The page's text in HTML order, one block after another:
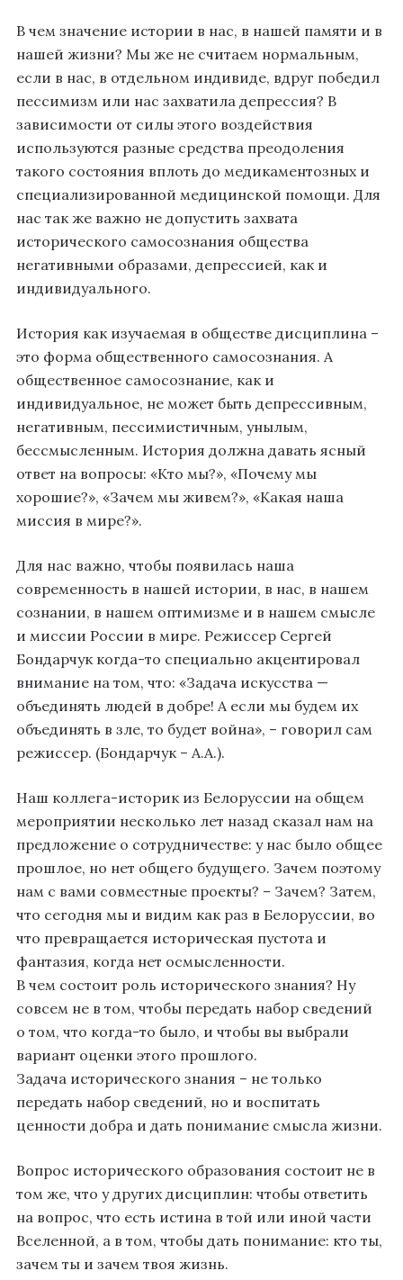
В чем значение истории в нас, в нашей памяти и в
нашей жизни? Мы же не считаем нормальным,
если в нас, в отдельном индивиде, вдруг победил
пессимизм или нас захватила депрессия? В
зависимости от силы этого воздействия
используются разные средства преодоления
такого состояния вплоть до медикаментозных и
специализированной медицинской помощи. Для
нас так же важно не допустить захвата
исторического самосознания общества
негативными образами, депрессией, как и
индивидуального.
История как изучаемая в обществе дисциплина –
это форма общественного самосознания. А
общественное самосознание, как и
индивидуальное, не может быть депрессивным,
негативным, пессимистичным, унылым,
бессмысленным. История должна давать ясный
ответ на вопросы: «Кто мы?», «Почему мы
хорошие?», «Зачем мы живем?», «Какая наша
миссия в мире?».
Для нас важно, чтобы появилась наша
современность в нашей истории, в нас, в нашем
сознании, в нашем оптимизме и в нашем смысле
и миссии России в мире. Режиссер Сергей
Бондарчук когда-то специально акцентировал
внимание на том, что: «Задача искусства —
объединять людей в добре! А если мы будем их
объединять в зле, то будет война», – говорил сам
режиссер. (Бондарчук – А.А.).
Наш коллега-историк из Белоруссии на общем
мероприятии несколько лет назад сказал нам на
предложение о сотрудничестве: у нас было общее
прошлое, но нет общего будущего. Зачем поэтому
нам с вами совместные проекты? – Зачем? Затем,
что сегодня мы и видим как раз в Белоруссии, во
что превращается историческая пустота и
фантазия, когда нет осмысленности.
В чем состоит роль исторического знания? Ну
совсем не в том, чтобы передать набор сведений
о том, что когда-то было, и чтобы вы выбрали
вариант оценки этого прошлого.
Задача исторического знания – не только
передать набор сведений, но и воспитать
ценности добра и дать понимание смысла жизни.
Вопрос исторического образования состоит не в
том же, что у других дисциплин: чтобы ответить
на вопрос, что есть истина в той или иной части
Вселенной, а в том, чтобы дать понимание: кто ты,
зачем ты и зачем твоя жизнь.